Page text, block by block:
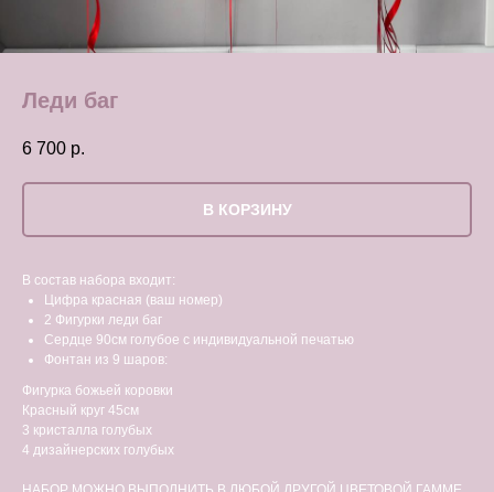
Леди баг
6 700 р.
В КОРЗИНУ
В состав набора входит:
Цифра красная (ваш номер)
2 Фигурки леди баг
Сердце 90см голубое с индивидуальной печатью
Фонтан из 9 шаров:
Фигурка божьей коровки
Красный круг 45см
3 кристалла голубых
4 дизайнерских голубых